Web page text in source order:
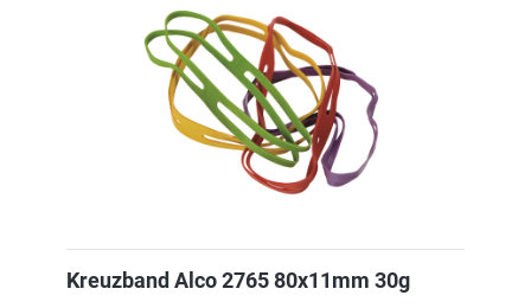
Kreuzband Alco 2765 80x11mm 30g